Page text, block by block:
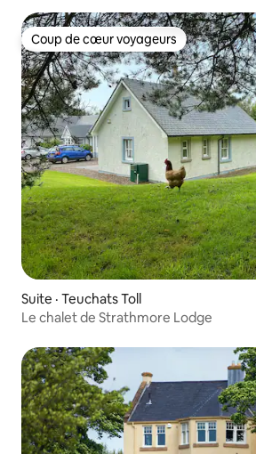
Coup de cœur voyageurs
Coup de cœur voyageurs
Suite · Teuchats Toll
Le chalet de Strathmore Lodge